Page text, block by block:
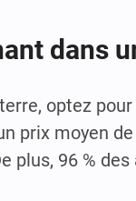
dans
optez
prix moyen
96 %